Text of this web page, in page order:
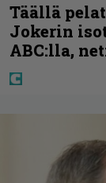
Täällä
Jokerin
ABC:lla,